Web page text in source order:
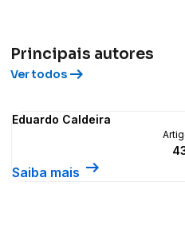
Principais autores
Ver todosarrow_right_alt
Eduardo Caldeira
Saiba mais arrow_right_alt